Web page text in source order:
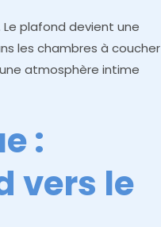
plafond devient une
les chambres à coucher
atmosphère intime
:
vers le